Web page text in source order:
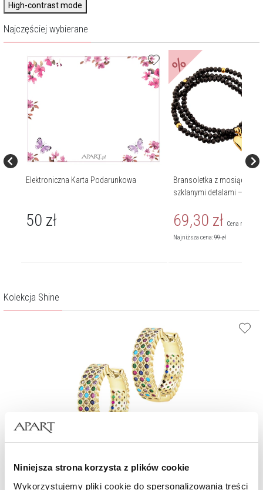
Niniejsza strona korzysta z plików cookie
Wykorzystujemy pliki cookie do spersonalizowania treści
High-contrast mode
Najczęściej wybierane
Elektroniczna Karta Podarunkowa
50 zł
%
Bransoletka z mosiądzu
szklanymi detalami –
69,30 zł Cena
Najniższa cena:99zł
Kolekcja Shine